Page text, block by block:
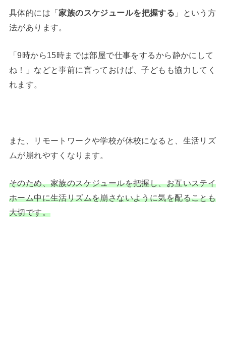
具体的には「家族のスケジュールを把握する 」という方
法があります。
「9時から15時までは部屋で仕事をするから静かにして
ね！」などと事前に言っておけば、子どもも協力してく
れます。
また、リモートワークや学校が休校になると、生活リズ
ムが崩れやすくなります。
そのため、家族のスケジュールを把握し、お互いステイ
ホーム中に生活リズムを崩さないように気を配ることも
大切です。